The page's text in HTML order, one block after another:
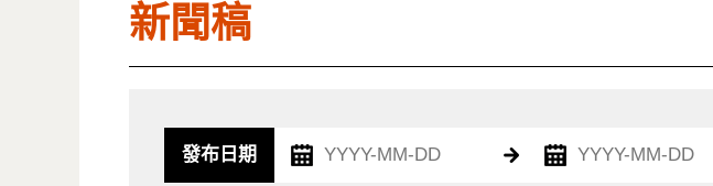
新聞稿
發布日期